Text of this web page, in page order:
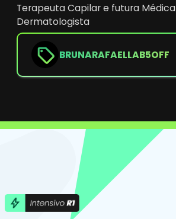
Terapeuta Capilar e futura Médica
Dermatologista
BRUNARAFAELLAB5OFF